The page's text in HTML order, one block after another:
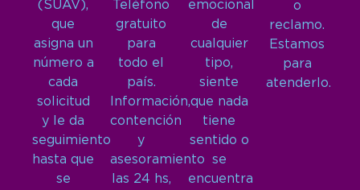
(SUAV),
que
asigna un
número a
cada
solicitud
y le da
seguimiento
hasta que
se
Teléfono
gratuito
para
todo el
país.
Información,
contención
y
asesoramiento
las 24 hs,
emocional
de
cualquier
tipo,
siente
que nada
tiene
sentido o
se
encuentra
o
reclamo.
Estamos
para
atenderlo.